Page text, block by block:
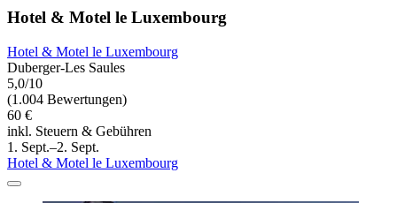
Hotel & Motel le Luxembourg
Hotel & Motel le Luxembourg
Duberger-Les Saules
5,0/10
(1.004 Bewertungen)
60 €
inkl. Steuern & Gebühren
1. Sept.–2. Sept.
Hotel & Motel le Luxembourg